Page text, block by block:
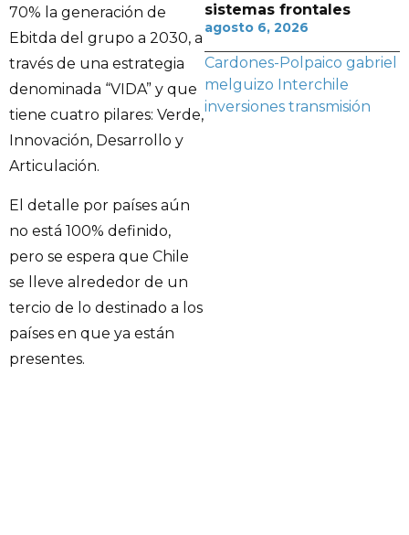
70% la generación de
Ebitda del grupo a 2030, a
través de una estrategia
denominada “VIDA” y que
tiene cuatro pilares: Verde,
Innovación, Desarrollo y
Articulación.
El detalle por países aún
no está 100% definido,
pero se espera que Chile
se lleve alrededor de un
tercio de lo destinado a los
países en que ya están
presentes.
sistemas frontales
agosto 6, 2026
Cardones-Polpaico gabriel
melguizo Interchile
inversiones transmisión